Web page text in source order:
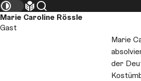
Kontrastmodus umschalten
Leichte Sprache
Suche
Team
Marie Caroline Rössle
Gast
Marie
der